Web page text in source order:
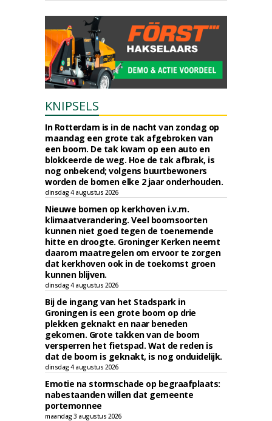
KNIPSELS
In Rotterdam is in de nacht van zondag op
maandag een grote tak afgebroken van
een boom. De tak kwam op een auto en
blokkeerde de weg. Hoe de tak afbrak, is
nog onbekend; volgens buurtbewoners
worden de bomen elke 2 jaar onderhouden.
dinsdag 4 augustus 2026
Nieuwe bomen op kerkhoven i.v.m.
klimaatverandering. Veel boomsoorten
kunnen niet goed tegen de toenemende
hitte en droogte. Groninger Kerken neemt
daarom maatregelen om ervoor te zorgen
dat kerkhoven ook in de toekomst groen
kunnen blijven.
dinsdag 4 augustus 2026
Bij de ingang van het Stadspark in
Groningen is een grote boom op drie
plekken geknakt en naar beneden
gekomen. Grote takken van de boom
versperren het fietspad. Wat de reden is
dat de boom is geknakt, is nog onduidelijk.
dinsdag 4 augustus 2026
Emotie na stormschade op begraafplaats:
nabestaanden willen dat gemeente
portemonnee
maandag 3 augustus 2026